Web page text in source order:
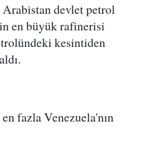
devlet petrol
en büyük rafinerisi
kesintiden
fazla Venezuela'nın